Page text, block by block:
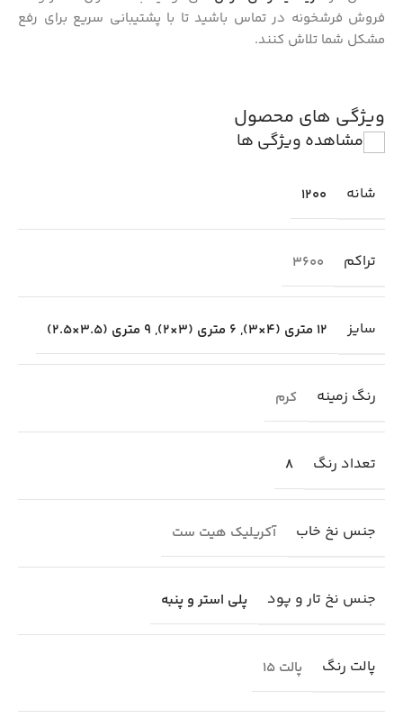
فروش فرشخونه در تماس باشید تا با پشتیبانی سریع برای رفع
مشکل شما تلاش کنند.
ویژگی های محصول
مشاهده ویژگی ها
شانه 1200
تراکم 3600
سایز 12 متری (4×3) , 6 متری (3×2) , 9 متری (3.5×2.5)
رنگ زمینه کرم
تعداد رنگ 8
جنس نخ خاب آکریلیک هیت ست
جنس نخ تار و پود پلی استر و پنبه
پالت رنگ پالت 15